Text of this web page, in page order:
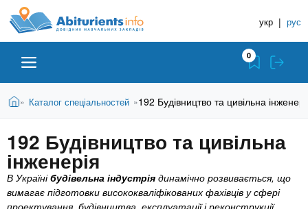
A
b
i
t
u
о
в
д
н
к
Н
а
в
укр | рус
Абітурієнту
ЗВО (ВНЗ)
Коледжі
0
В
т
у
т
Головна
» Каталог спеціальностей »192 Будівництво та цивільна
192 Будівництво та цивільна
інженерія
В Українібудівельна індустрія динамічно розвивається, що
вимагає підготовки висококваліфікованих фахівців у сфері
проектування, будівництва, експлуатації і реконструкції